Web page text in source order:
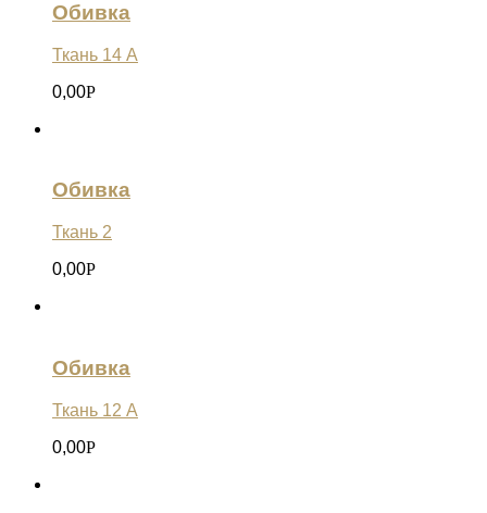
Обивка
Ткань 14 А
0,00Р
Обивка
Ткань 2
0,00Р
Обивка
Ткань 12 А
0,00Р